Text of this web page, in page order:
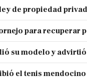
de propiedad
para recuperar
su modelo y
el tenis mendocino